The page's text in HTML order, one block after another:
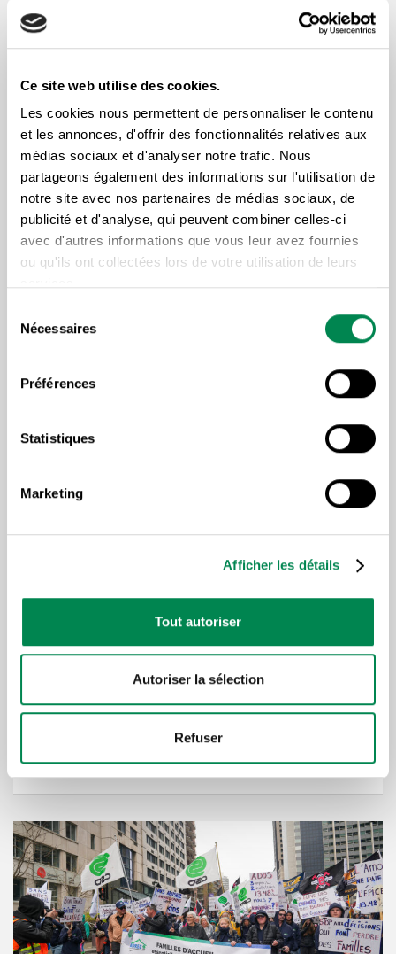
Ce site web utilise des cookies.
Les cookies nous permettent de personnaliser le contenu
et les annonces, d'offrir des fonctionnalités relatives aux
médias sociaux et d'analyser notre trafic. Nous
partageons également des informations sur l'utilisation de
notre site avec nos partenaires de médias sociaux, de
publicité et d'analyse, qui peuvent combiner celles-ci
avec d'autres informations que vous leur avez fournies
ou qu'ils ont collectées lors de votre utilisation de leurs
Nécessaires
Préférences
Statistiques
Marketing
Afficher les détails
Tout autoriser
Autoriser la sélection
Refuser
Graphisme : Allegria Design
17 min | français | 2012
Lire plus d'articles sous la
RESSOURCES DE TYPE FAMILIAL ET CERTAINES
Les membres des ADREQ (CSD) et
des ADRAQ (CSD) entérinent leur
nouvelle entente collective